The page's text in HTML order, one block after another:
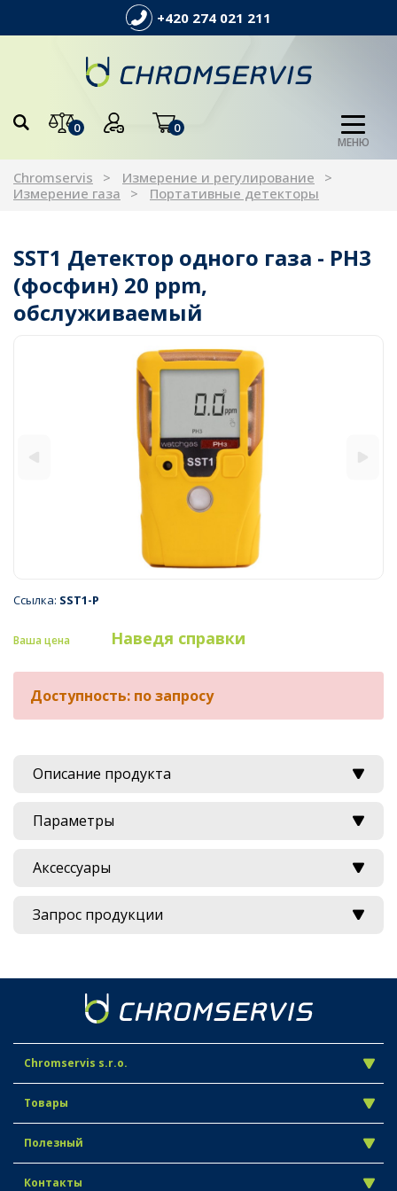
+420 274 021 211
0 0
МЕНЮ
Chromservis
Измерение и регулирование
Измерение газа
Портативные детекторы
SST1 Детектор одного газа - PH3
(фосфин) 20 ppm,
обслуживаемый
Ссылка: SST1-P
Ваша цена Наведя справки
Доступность: по запросу
Описание продукта
Параметры
Аксессуары
Запрос продукции
Chromservis s.r.o.
Товары
Полезный
Контакты